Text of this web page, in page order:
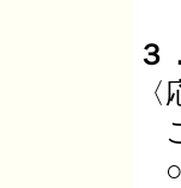
３
○